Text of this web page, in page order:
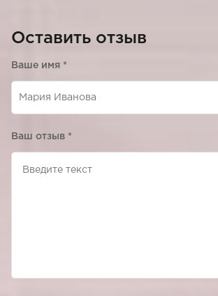
Оставить отзыв
Ваше имя *
Ваш отзыв *